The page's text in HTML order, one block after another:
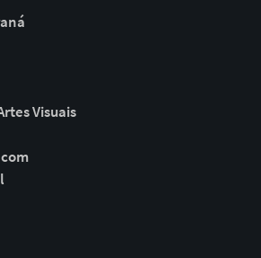
Visuais